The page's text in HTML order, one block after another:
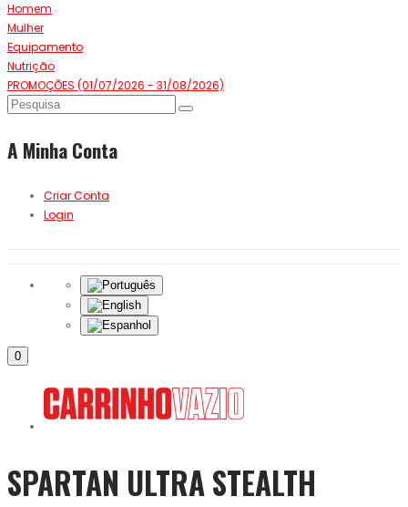
Homem
Mulher
Equipamento
Nutrição
PROMOÇÕES (01/07/2026 - 31/08/2026)
A Minha Conta
Criar Conta
Login
0
SPARTAN ULTRA STEALTH